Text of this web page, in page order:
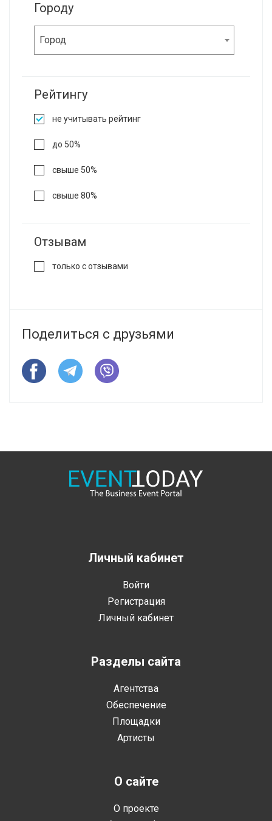
Городу
Город
Рейтингу
не учитывать рейтинг
до 50%
свыше 50%
свыше 80%
Отзывам
только с отзывами
Поделиться с друзьями
Личный кабинет
Войти
Регистрация
Личный кабинет
Разделы сайта
Агентства
Обеспечение
Площадки
Артисты
О сайте
О проекте